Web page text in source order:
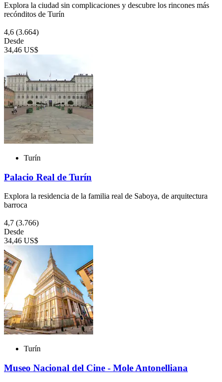
Explora la ciudad sin complicaciones y descubre los rincones más
recónditos de Turín
4,6 (3.664)
Desde
34,46 US$
Turín
Palacio Real de Turín
Explora la residencia de la familia real de Saboya, de arquitectura
barroca
4,7 (3.766)
Desde
34,46 US$
Turín
Museo Nacional del Cine - Mole Antonelliana